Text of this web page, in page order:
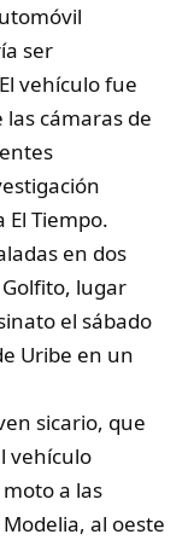
ser
vehículo fue
cámaras de
Tiempo.
en dos
lugar
el sábado
Uribe en un
sicario, que
vehículo
a las
al oeste